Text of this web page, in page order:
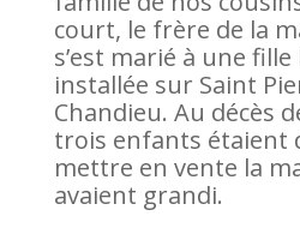
court, le frère de la
s’est marié à une fille
installée sur Saint
Chandieu. Au décès
trois enfants étaient
mettre en vente la
avaient grandi.